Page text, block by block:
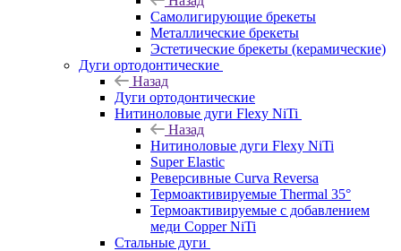
Самолигирующие брекеты
Металлические брекеты
Эстетические брекеты (керамические)
Дуги ортодонтические
Назад
Дуги ортодонтические
Нитиноловые дуги Flexy NiTi
Назад
Нитиноловые дуги Flexy NiTi
Super Elastic
Реверсивные Curva Reversa
Термоактивируемые Thermal 35°
Термоактивируемые с добавлением
меди Copper NiTi
Стальные дуги